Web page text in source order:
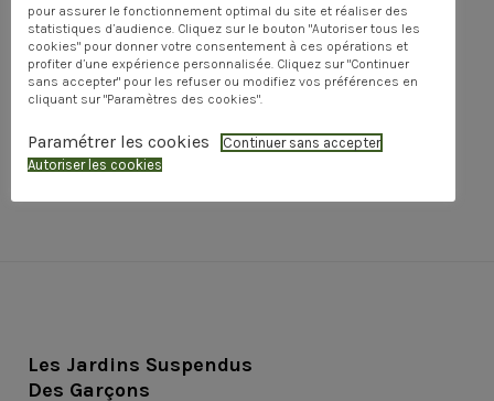
Les Jardins Suspendus
Des Garçons
pour assurer le fonctionnement optimal du site et réaliser des
statistiques d’audience. Cliquez sur le bouton "Autoriser tous les
cookies" pour donner votre consentement à ces opérations et
profiter d’une expérience personnalisée. Cliquez sur "Continuer
sans accepter" pour les refuser ou modifiez vos préférences en
cliquant sur "Paramètres des cookies".
Paramétrer les cookies
Continuer sans accepter
Autoriser les cookies